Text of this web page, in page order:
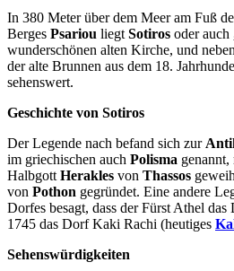
In 380 Meter über dem Meer am Fuß
Berges Psariou liegt Sotiros oder auch
wunderschönen alten Kirche, und
der alte Brunnen aus dem 18.
sehenswert.
Geschichte von Sotiros
Der Legende nach befand sich zur
im griechischen auch Polisma
Halbgott Herakles von Thassos
von Pothon gegründet. Eine andere
Dorfes besagt, dass der Fürst Athel
1745 das Dorf Kaki Rachi (heutiges
Sehenswürdigkeiten